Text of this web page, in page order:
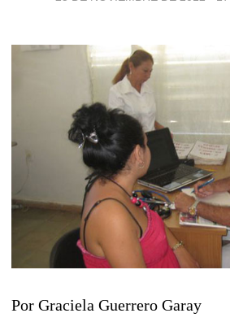
Por Graciela Guerrero Garay